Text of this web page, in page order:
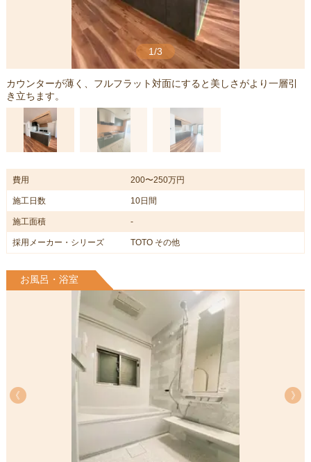
1/3
カウンターが薄く、フルフラット対面にすると美しさがより一層引
き立ちます。
費用 200〜250万円
施工日数 10日間
施工面積 -
採用メーカー・シリーズ TOTO その他
お風呂・浴室
《
《